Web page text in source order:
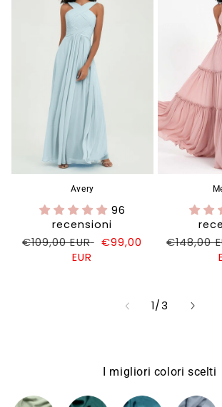
Avery
96
recensioni
Prezzo
€109,00 EUR
Prezzo
€99,00
EUR
Prezzo
€148,00
1/
su3
I migliori colori scelti